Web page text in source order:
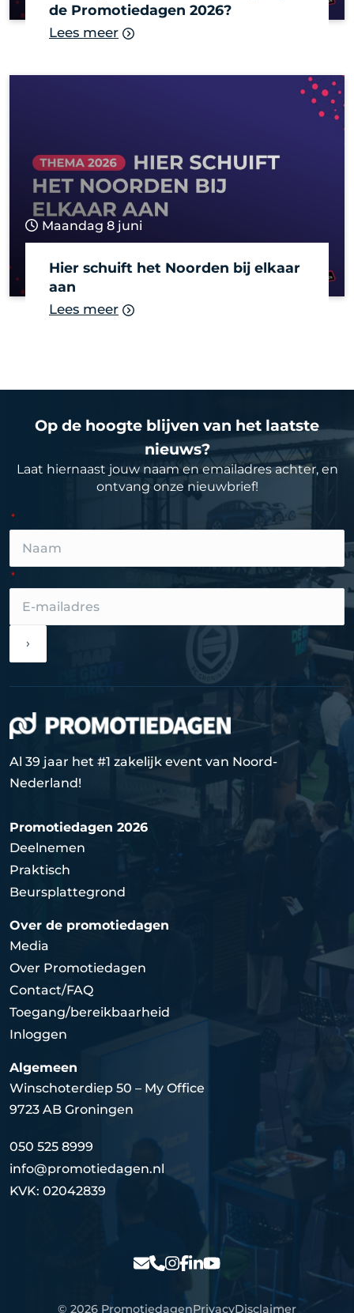
de Promotiedagen 2026?
Lees meer
Maandag 8 juni
Hier schuift het Noorden bij elkaar
aan
Lees meer
Op de hoogte blijven van het laatste
nieuws?
Laat hiernaast jouw naam en emailadres achter, en
ontvang onze nieuwbrief!
›
Al 39 jaar het #1 zakelijk event van Noord-
Nederland!
Promotiedagen 2026
Deelnemen
Praktisch
Beursplattegrond
Over de promotiedagen
Media
Over Promotiedagen
Contact/FAQ
Toegang/bereikbaarheid
Inloggen
Algemeen
Winschoterdiep 50 – My Office
9723 AB Groningen
050 525 8999
info@promotiedagen.nl
KVK: 02042839
© 2026 PromotiedagenPrivacyDisclaimer